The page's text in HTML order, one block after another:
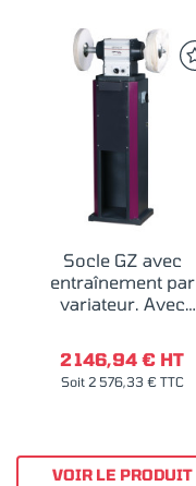
Socle GZ avec
entraînement par
variateur. Avec
2 146,94 € HT
Soit 2 576,33 € TTC
VOIR LE PRODUIT